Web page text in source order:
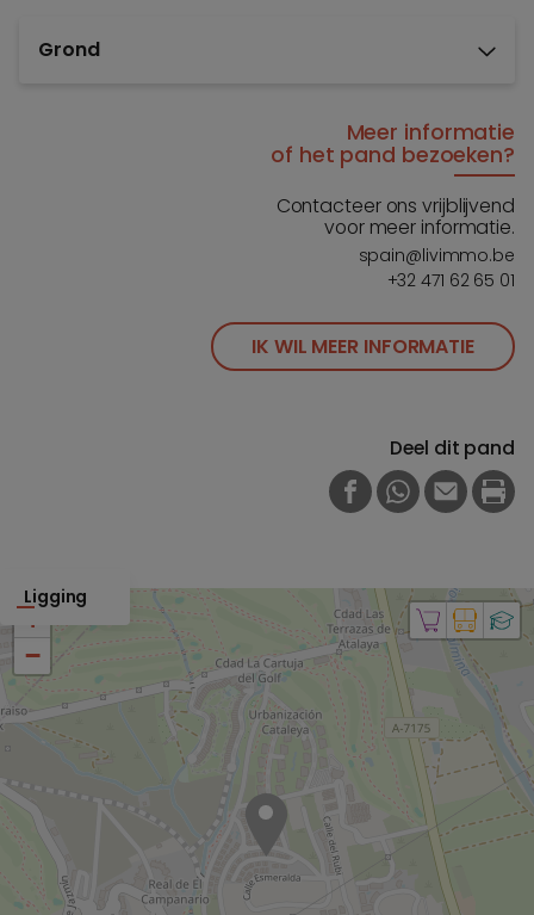
Grond
Meer informatie
of het pand bezoeken?
Contacteer ons vrijblijvend
voor meer informatie.
spain@livimmo.be
+32 471 62 65 01
IK WIL MEER INFORMATIE
Deel dit pand
FACEBOOK
WHATSAPP
E-MAIL
Ligging
+
−